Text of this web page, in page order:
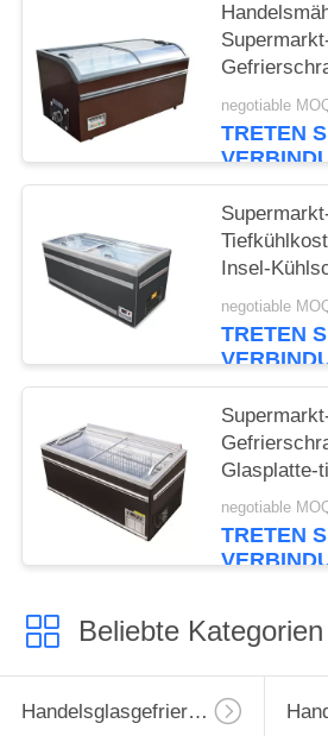
negotiable
TRETEN
Insel-
negotiable
TRETEN
Glasplatte-
Insel-
negotiable
TRETEN
Beliebte Kategorien
Handelsglasgefrierschrank